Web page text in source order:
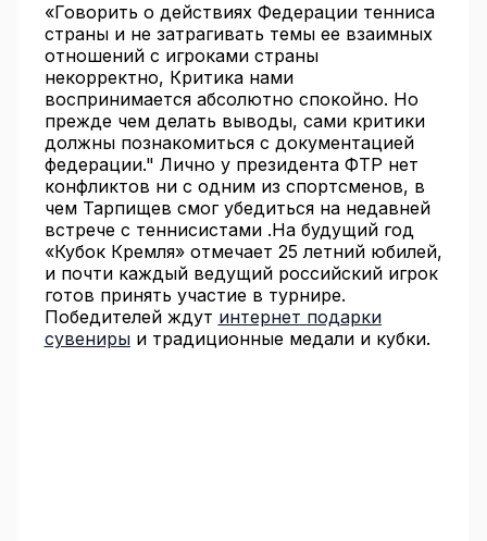
«Говорить о действиях Федерации тенниса
страны и не затрагивать темы ее взаимных
отношений с игроками страны
некорректно, Критика нами
воспринимается абсолютно спокойно. Но
прежде чем делать выводы, сами критики
должны познакомиться с документацией
федерации." Лично у президента ФТР нет
конфликтов ни с одним из спортсменов, в
чем Тарпищев смог убедиться на недавней
встрече с теннисистами .На будущий год
«Кубок Кремля» отмечает 25 летний юбилей,
и почти каждый ведущий российский игрок
готов принять участие в турнире.
Победителей ждут интернет подарки
сувенирыи традиционные медали и кубки.